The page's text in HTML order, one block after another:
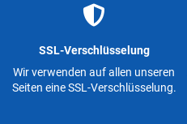
SSL-Verschlüsselung
Wir verwenden auf allen unseren
Seiten eine SSL-Verschlüsselung.